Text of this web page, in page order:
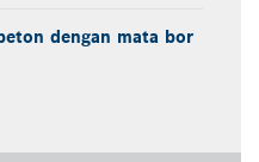
dengan mata bor